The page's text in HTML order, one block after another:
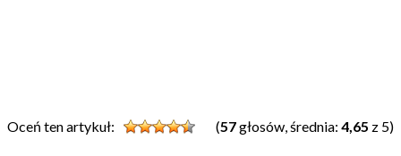
Oceń ten artykuł: (57głosów, średnia: 4,65 z 5)